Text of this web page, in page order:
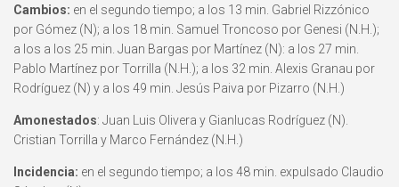
Cambios: en el segundo tiempo; a los 13 min. Gabriel Rizzónico
por Gómez (N); a los 18 min. Samuel Troncoso por Genesi (N.H.);
a los a los 25 min. Juan Bargas por Martínez (N): a los 27 min.
Pablo Martínez por Torrilla (N.H.); a los 32 min. Alexis Granau por
Rodríguez (N) y a los 49 min. Jesús Paiva por Pizarro (N.H.)
Amonestados: Juan Luis Olivera y Gianlucas Rodríguez (N).
Cristian Torrilla y Marco Fernández (N.H.)
Incidencia: en el segundo tiempo; a los 48 min. expulsado Claudio